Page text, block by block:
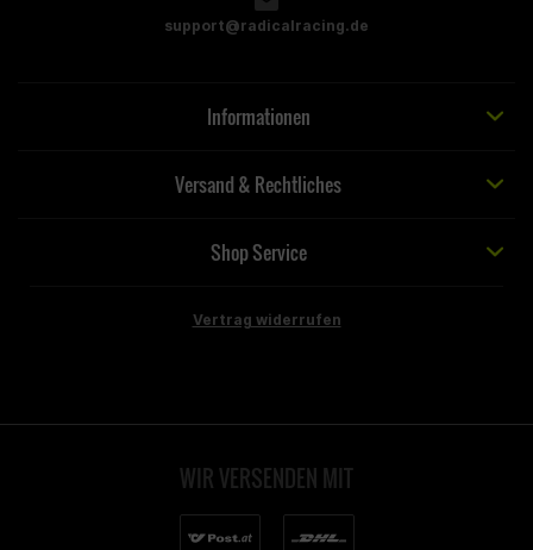
support@radicalracing.de
Informationen
Versand & Rechtliches
Shop Service
Vertrag widerrufen
WIR VERSENDEN MIT